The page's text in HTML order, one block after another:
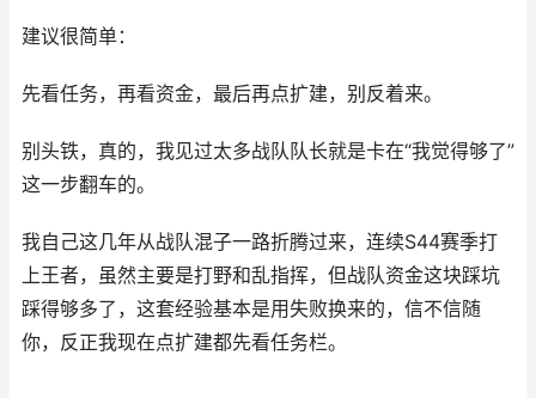
建议很简单：
先看任务，再看资金，最后再点扩建，别反着来。
别头铁，真的，我见过太多战队队长就是卡在“我觉得够了”
这一步翻车的。
我自己这几年从战队混子一路折腾过来，连续S44赛季打
上王者，虽然主要是打野和乱指挥，但战队资金这块踩坑
踩得够多了，这套经验基本是用失败换来的，信不信随
你，反正我现在点扩建都先看任务栏。